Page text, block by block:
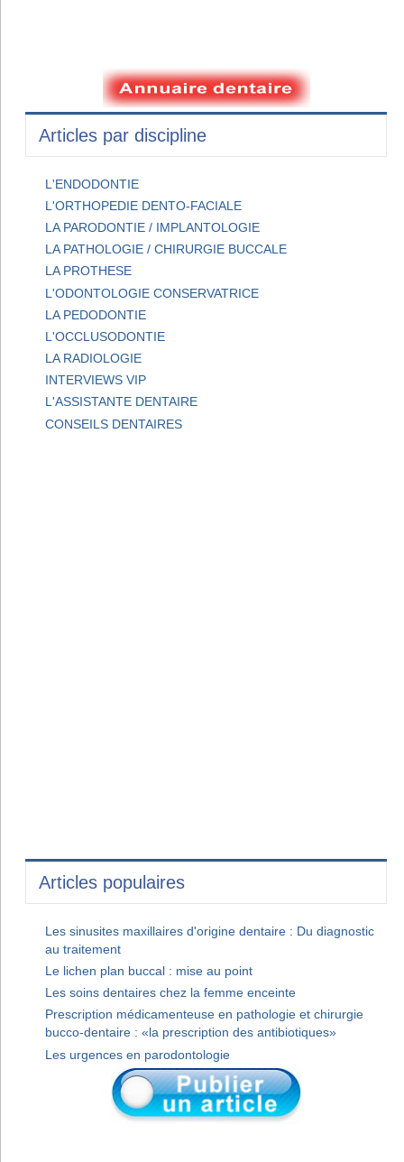
Articles par discipline
L'ENDODONTIE
L'ORTHOPEDIE DENTO-FACIALE
LA PARODONTIE / IMPLANTOLOGIE
LA PATHOLOGIE / CHIRURGIE BUCCALE
LA PROTHESE
L'ODONTOLOGIE CONSERVATRICE
LA PEDODONTIE
L'OCCLUSODONTIE
LA RADIOLOGIE
INTERVIEWS VIP
L'ASSISTANTE DENTAIRE
CONSEILS DENTAIRES
Articles populaires
Les sinusites maxillaires d'origine dentaire : Du diagnostic
au traitement
Le lichen plan buccal : mise au point
Les soins dentaires chez la femme enceinte
Prescription médicamenteuse en pathologie et chirurgie
bucco-dentaire : «la prescription des antibiotiques»
Les urgences en parodontologie